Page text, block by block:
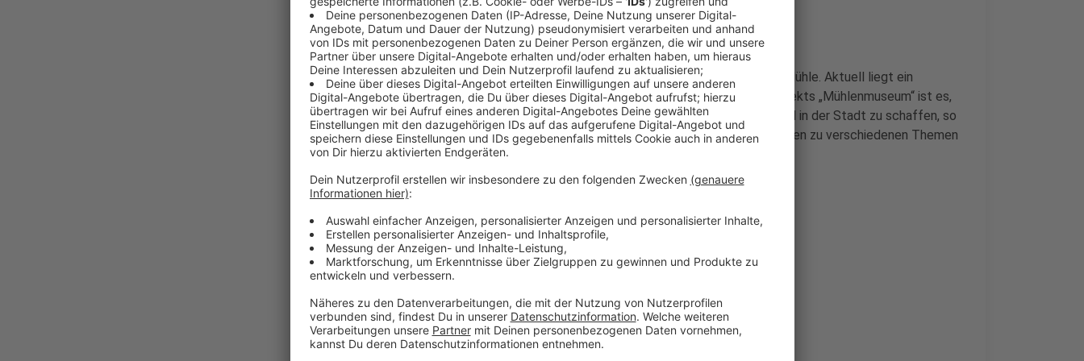
Anzeige
Entstehen soll das Ganze links am Eingang der Reuschenberger Mühle. Aktuell liegt ein
entsprechender Antrag beim Leverkusener Bauamt. Ziel des Projekts „Mühlenmuseum“ ist es,
den historischen Standort zu bewahren und ein neues Ausflugsziel in der Stadt zu schaffen, so
die Verantwortlichen. Dafür sind auch individuelle Gruppenführungen zu verschiedenen Themen
geplant.
Hier findet ihr mehr Infos zur Reuschenberger Mühle
Anzeige
Mehr Meldungen aus Leverkusen
Anzeige